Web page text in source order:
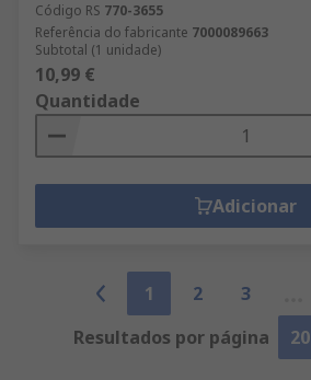
Código RS 770-3655
Referência do fabricante 7000089663
Subtotal (1 unidade)
10,99 €
Quantidade
Adicionar
1 2 3
Resultados por página
20